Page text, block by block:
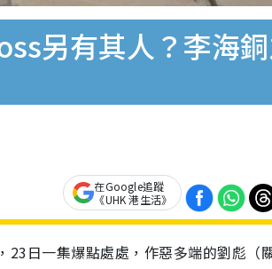
另有其人？李海
在Google追蹤
《UHK 港生活》
23日一集爆點處處，作惡多端的劉彪（